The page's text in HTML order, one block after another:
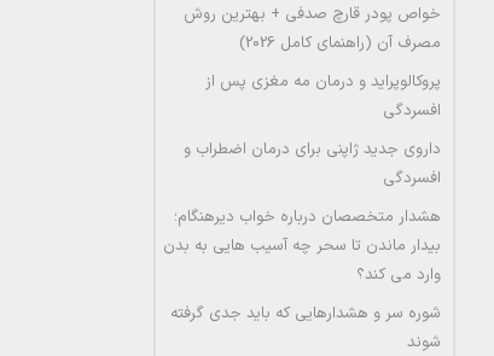
خواص پودر قارچ صدفی + بهترین روش
مصرف آن (راهنمای کامل 2026)
پروکالوپراید و درمان مه مغزی پس از
افسردگی
داروی جدید ژاپنی برای درمان اضطراب و
افسردگی
هشدار متخصصان درباره خواب دیرهنگام؛
بیدار ماندن تا سحر چه آسیب هایی به بدن
وارد می کند؟
شوره سر و هشدارهایی که باید جدی گرفته
شوند